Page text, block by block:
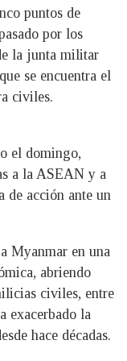
puntos de
por los
la junta militar
se encuentra el
civiles.
el domingo,
a la ASEAN y a
de acción ante un
Myanmar en una
abriendo
civiles, entre
exacerbado la
hace décadas.